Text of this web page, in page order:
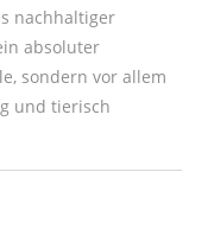
nachhaltiger
absoluter
sondern vor allem
und tierisch